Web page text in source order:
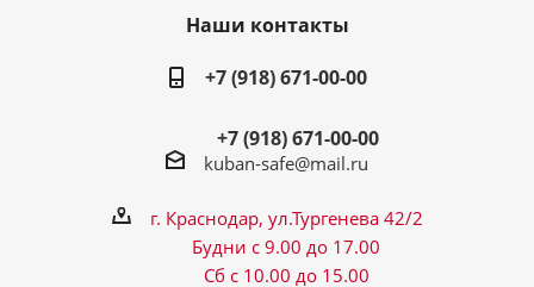
Наши контакты
+7 (918) 671-00-00
+7 (918) 671-00-00
kuban-safe@mail.ru
г. Краснодар, ул.Тургенева 42/2
Будни с 9.00 до 17.00
Сб с 10.00 до 15.00